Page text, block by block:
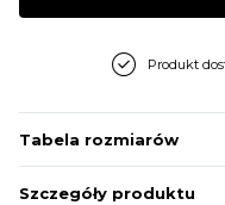
Produkt
Tabela rozmiarów
Szczegóły produktu